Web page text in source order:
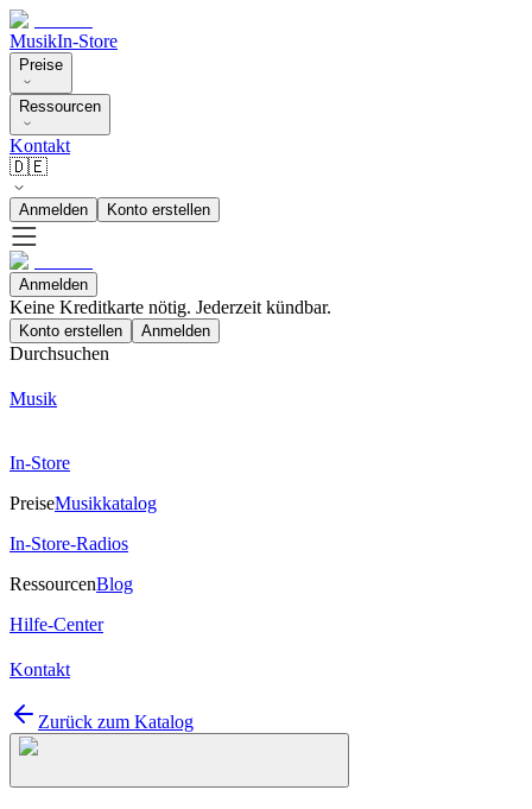
MusikIn-Store
Preise
Ressourcen
Kontakt
🇩🇪
Anmelden Konto erstellen
Anmelden
Keine Kreditkarte nötig. Jederzeit kündbar.
Konto erstellen Anmelden
Durchsuchen
Musik
In-Store
PreiseMusikkatalog
In-Store-Radios
RessourcenBlog
Hilfe-Center
Kontakt
Zurück zum Katalog